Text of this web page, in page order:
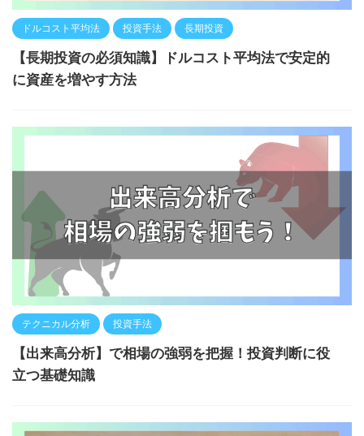
ドルコスト平均法 投資手法 長期投資
【長期投資の必須知識】ドルコスト平均法で安定的
に資産を増やす方法
テクニカル分析 投資手法
【出来高分析】で相場の強弱を把握！投資判断に役
立つ基礎知識